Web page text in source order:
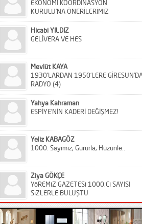
EKONOMİ KOORDİNASYON
KURULU’NA ÖNERİLERİMİZ
Hicabi YILDIZ
GELİVERA VE HES
Mevlüt KAYA
1930’LARDAN 1950’LERE
RADYO (4)
Yahya Kahraman
ESPİYE’NİN KADERİ DEĞİŞMEZ!
Yeliz KABAGÖZ
1000. Sayımız; Gururla, Hüzünle..
Ziya GÖKÇE
YöREMiZ GAZETESi 1000.Ci SAYISI
SiZLERLE BULUŞTU